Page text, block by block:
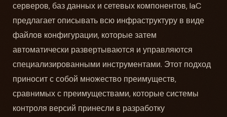
серверов, баз данных и сетевых компонентов, IaC
предлагает описывать всю инфраструктуру в виде
файлов конфигурации, которые затем
автоматически развертываются и управляются
специализированными инструментами. Этот подход
приносит с собой множество преимуществ,
сравнимых с преимуществами, которые системы
контроля версий принесли в разработку